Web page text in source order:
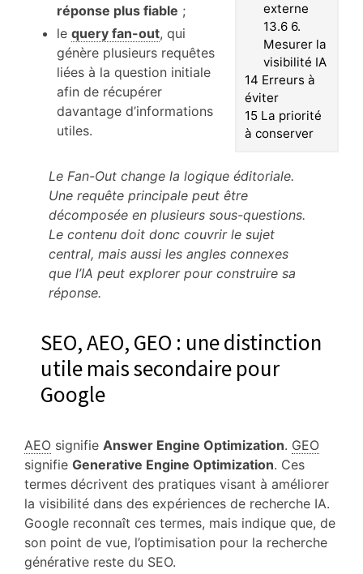
externe
13.66.
Mesurer la
visibilité IA
14 Erreurs à
éviter
15 La priorité
à conserver
réponse plus fiable ;
le query fan-out, qui
génère plusieurs requêtes
liées à la question initiale
afin de récupérer
davantage d’informations
utiles.
Le Fan-Out change la logique éditoriale.
Une requête principale peut être
décomposée en plusieurs sous-questions.
Le contenu doit donc couvrir le sujet
central, mais aussi les angles connexes
que l’IA peut explorer pour construire sa
réponse.
SEO, AEO, GEO : une distinction
utile mais secondaire pour
Google
AEO signifie Answer Engine Optimization. GEO
signifie Generative Engine Optimization. Ces
termes décrivent des pratiques visant à améliorer
la visibilité dans des expériences de recherche IA.
Google reconnaît ces termes, mais indique que, de
son point de vue, l’optimisation pour la recherche
générative reste du SEO.